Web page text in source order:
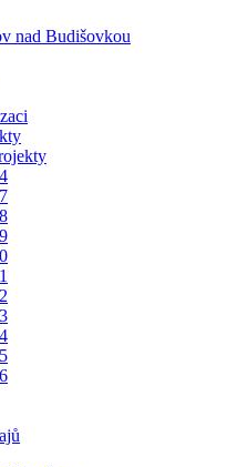
nad Budišovkou